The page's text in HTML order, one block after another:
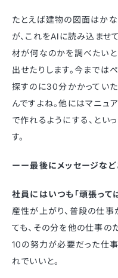
たとえば建物の図面はか
が、これをAIに読み込ませ
材が何なのかを調べたい
出せたりします。今までは
探すのに30分かかってい
んですよね。他にはマニュ
で作れるようにする、とい
す。
ーー最後にメッセージなど
社員にはいつも「頑張って
産性が上がり、普段の仕
ても、その分を他の仕事の
10の努力が必要だった仕
れでいいと。